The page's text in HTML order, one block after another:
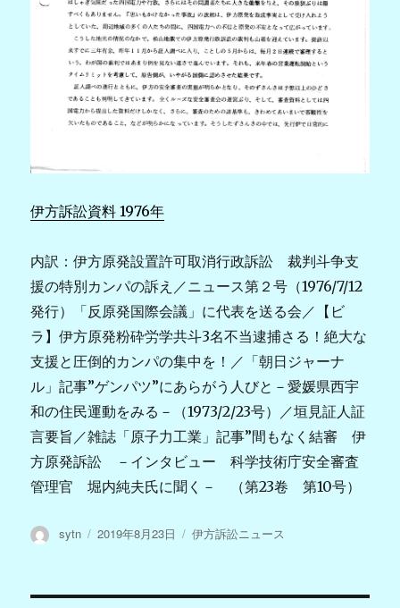
伊方訴訟資料 1976年
内訳：伊方原発設置許可取消行政訴訟 裁判斗争支
援の特別カンパの訴え／ニュース第２号（1976/7/12
発行）「反原発国際会議」に代表を送る会／【ビ
ラ】伊方原発粉砕労学共斗3名不当逮捕さる！絶大な
支援と圧倒的カンパの集中を！／「朝日ジャーナ
ル」記事”ゲンパツ”にあらがう人びと－愛媛県西宇
和の住民運動をみる－（1973/2/23号）／垣見証人証
言要旨／雑誌「原子力工業」記事”間もなく結審 伊
方原発訴訟 －インタビュー 科学技術庁安全審査
管理官 堀内純夫氏に聞く－ （第23卷 第10号）
投
sytn
投
2019年8月23日
カ
伊方訴訟ニュース